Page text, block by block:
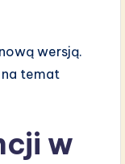
wersją.
na temat
w